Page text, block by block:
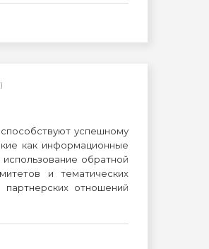
успешному
как информационные
обратной
и тематических
отношений